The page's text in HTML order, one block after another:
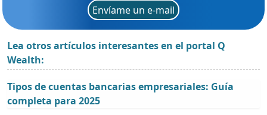
Envíame un e-mail
Lea otros artículos interesantes en el portal Q
Wealth:
Tipos de cuentas bancarias empresariales: Guía
completa para 2025